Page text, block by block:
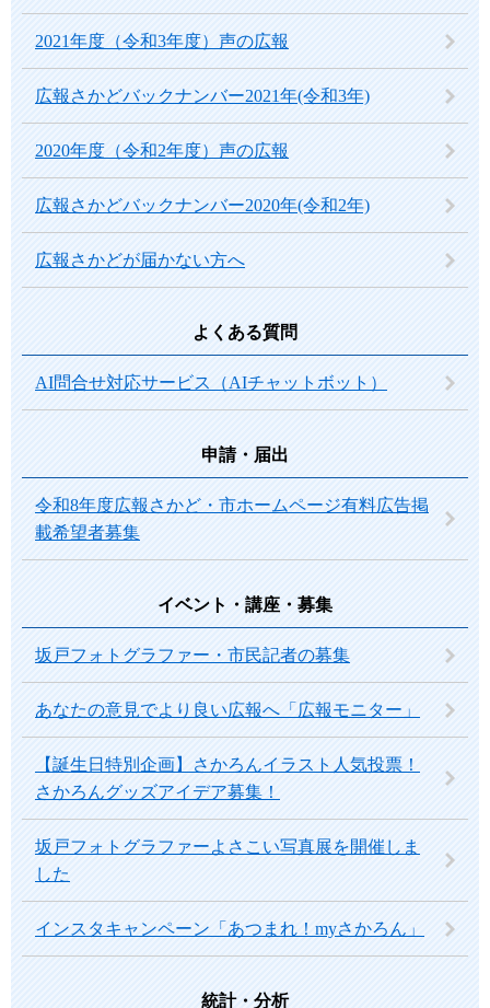
2021年度（令和3年度）声の広報
広報さかどバックナンバー2021年(令和3年)
2020年度（令和2年度）声の広報
広報さかどバックナンバー2020年(令和2年)
広報さかどが届かない方へ
よくある質問
AI問合せ対応サービス（AIチャットボット）
申請・届出
令和8年度広報さかど・市ホームページ有料広告掲
載希望者募集
イベント・講座・募集
坂戸フォトグラファー・市民記者の募集
あなたの意見でより良い広報へ「広報モニター」
【誕生日特別企画】さかろんイラスト人気投票！
さかろんグッズアイデア募集！
坂戸フォトグラファーよさこい写真展を開催しま
した
インスタキャンペーン「あつまれ！myさかろん」
統計・分析